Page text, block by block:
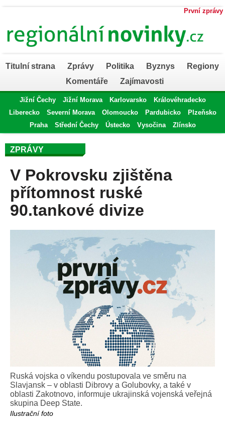
První zprávy
Titulní strana Zprávy Politika Byznys
Regiony
Komentáře
Zajímavosti
Jižní Čechy Jižní Morava Karlovarsko
Královéhradecko
Liberecko
Severní Morava Olomoucko Pardubicko
Plzeňsko
Praha
Střední Čechy Ústecko Vysočina Zlínsko
ZPRÁVY
V Pokrovsku zjištěna
přítomnost ruské
90.tankové divize
Ruská vojska o víkendu postupovala ve směru na
Slavjansk – v oblasti Dibrovy a Golubovky, a také v
oblasti Zakotnovo, informuje ukrajinská vojenská veřejná
skupina Deep State.
Ilustrační foto